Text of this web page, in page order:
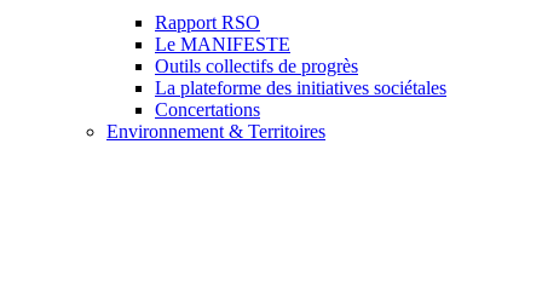
Rapport RSO
Le MANIFESTE
Outils collectifs de progrès
La plateforme des initiatives sociétales
Concertations
Environnement & Territoires